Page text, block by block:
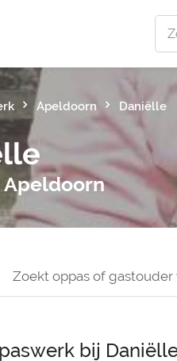
Apeldoorn Daniëlle
Apeldoorn
Zoekt oppas of gastouder
bij